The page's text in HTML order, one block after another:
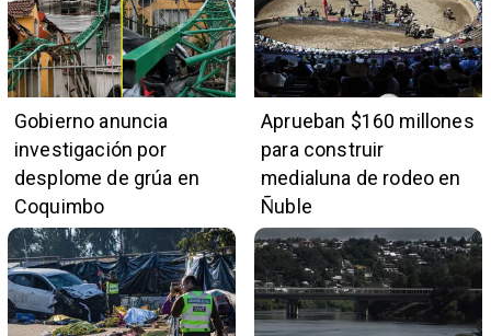
Gobierno anuncia
investigación por
desplome de grúa en
Coquimbo
Aprueban $160 millones
para construir
medialuna de rodeo en
Ñuble